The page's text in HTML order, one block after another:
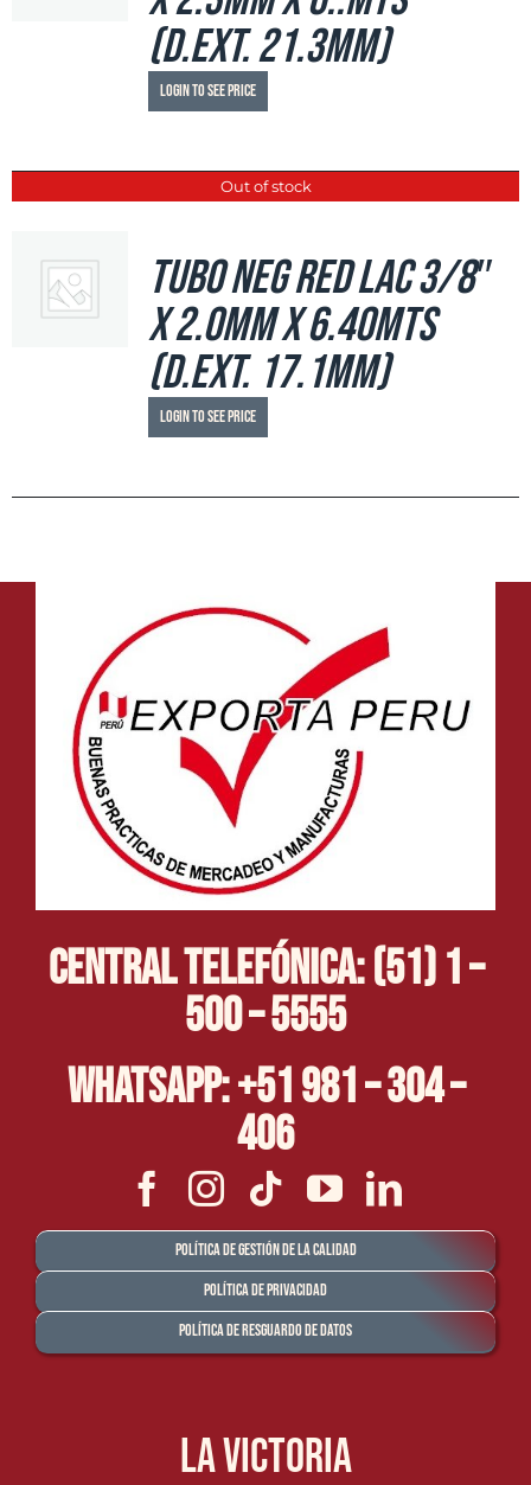
(d.ext. 21.3mm)
Login to see price
Out of stock
Tubo Neg Red LAC 3/8″
x 2.0mm x 6.40mts
(d.ext. 17.1mm)
Login to see price
Central Telefónica: (51) 1 –
500 – 5555
Whatsapp: +51 981 – 304 –
406
Política de Gestión de la Calidad
Política de Privacidad
Política de Resguardo de Datos
La Victoria